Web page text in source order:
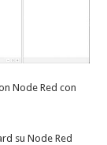
Node Red con
su Node Red